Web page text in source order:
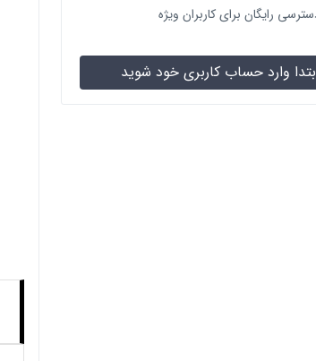
رایگان برای کاربران ویژه
وارد حساب کاربری خود شوید